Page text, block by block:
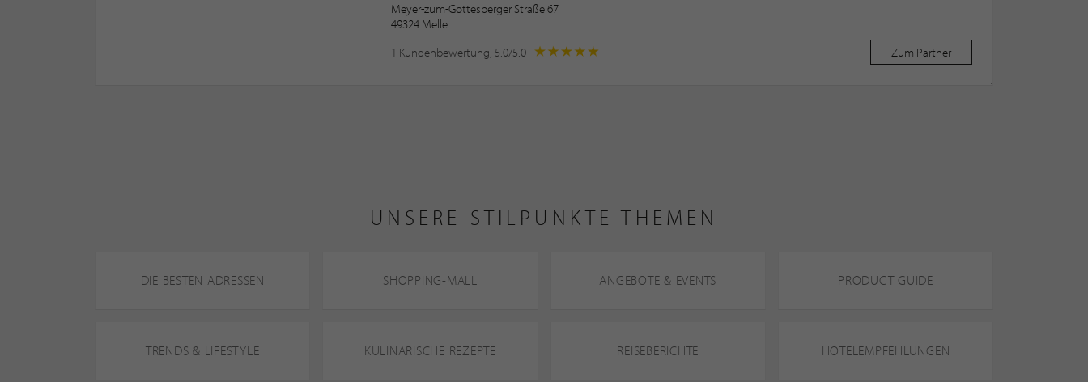
Meyer-zum-Gottesberger Straße 67
49324 Melle
1 Kundenbewertung, 5.0/5.0
Zum Partner
UNSERE STILPUNKTE THEMEN
DIE BESTEN ADRESSEN SHOPPING-MALL ANGEBOTE & EVENTS PRODUCT GUIDE
TRENDS & LIFESTYLE KULINARISCHE REZEPTE REISEBERICHTE HOTELEMPFEHLUNGEN